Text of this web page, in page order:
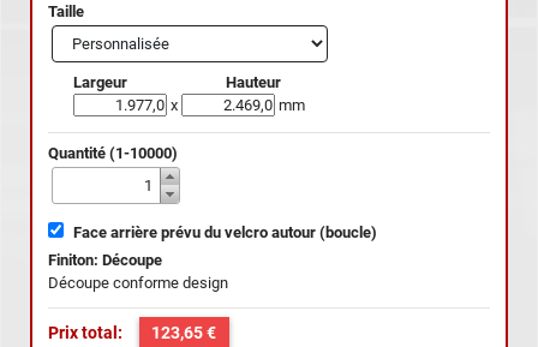
Taille
Largeur
Hauteur
x
mm
Quantité (1-10000)
Face arrière prévu du velcro autour (boucle)
Finiton: Découpe
Découpe conforme design
Prix total: 123,65 €